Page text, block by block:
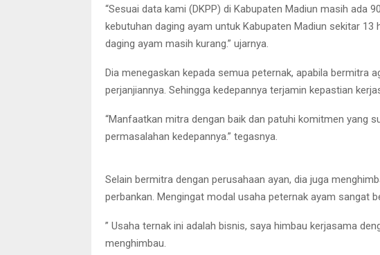
“Sesuai data kami (DKPP) di Kabupaten Madiun masih ada
kebutuhan daging ayam untuk Kabupaten Madiun sekitar
daging ayam masih kurang.” ujarnya.
Dia menegaskan kepada semua peternak, apabila bermitra
perjanjiannya. Sehingga kedepannya terjamin kepastian
“Manfaatkan mitra dengan baik dan patuhi komitmen yang
permasalahan kedepannya.” tegasnya.
Para peternak ayam saat mengikuti
Selain bermitra dengan perusahaan ayan, dia juga
perbankan. Mengingat modal usaha peternak ayam sangat
” Usaha ternak ini adalah bisnis, saya himbau kerjasama
menghimbau.